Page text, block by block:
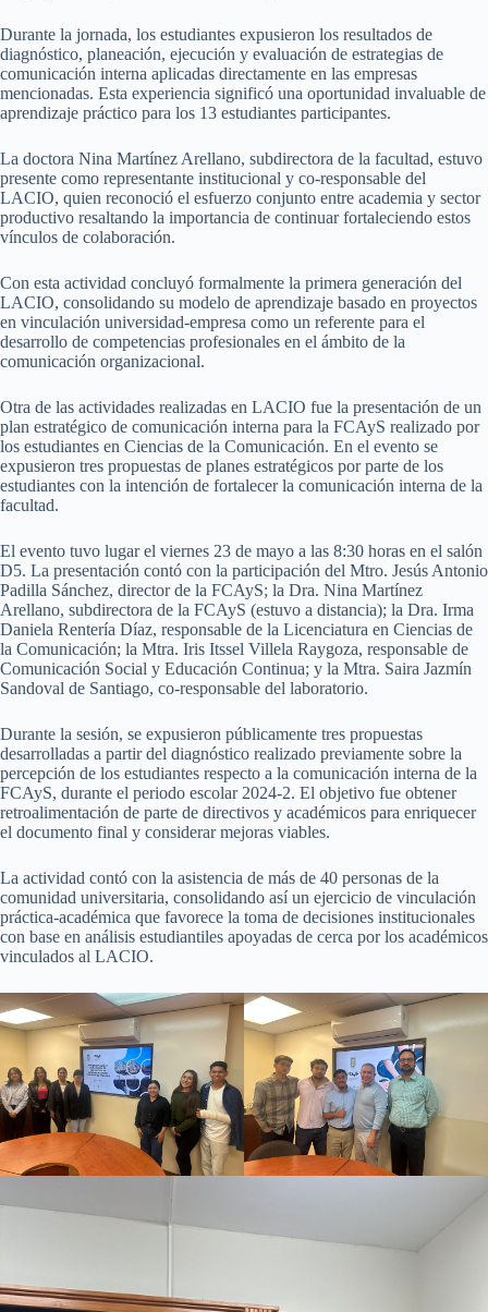
Durante la jornada, los estudiantes expusieron los resultados de
diagnóstico, planeación, ejecución y evaluación de estrategias de
comunicación interna aplicadas directamente en las empresas
mencionadas. Esta experiencia significó una oportunidad invaluable de
aprendizaje práctico para los 13 estudiantes participantes.
La doctora Nina Martínez Arellano, subdirectora de la facultad, estuvo
presente como representante institucional y co-responsable del
LACIO, quien reconoció el esfuerzo conjunto entre academia y sector
productivo resaltando la importancia de continuar fortaleciendo estos
vínculos de colaboración.
Con esta actividad concluyó formalmente la primera generación del
LACIO, consolidando su modelo de aprendizaje basado en proyectos
en vinculación universidad-empresa como un referente para el
desarrollo de competencias profesionales en el ámbito de la
comunicación organizacional.
Otra de las actividades realizadas en LACIO fue la presentación de un
plan estratégico de comunicación interna para la FCAyS realizado por
los estudiantes en Ciencias de la Comunicación. En el evento se
expusieron tres propuestas de planes estratégicos por parte de los
estudiantes con la intención de fortalecer la comunicación interna de la
facultad.
El evento tuvo lugar el viernes 23 de mayo a las 8:30 horas en el salón
D5. La presentación contó con la participación del Mtro. Jesús Antonio
Padilla Sánchez, director de la FCAyS; la Dra. Nina Martínez
Arellano, subdirectora de la FCAyS (estuvo a distancia); la Dra. Irma
Daniela Rentería Díaz, responsable de la Licenciatura en Ciencias de
la Comunicación; la Mtra. Iris Itssel Villela Raygoza, responsable de
Comunicación Social y Educación Continua; y la Mtra. Saira Jazmín
Sandoval de Santiago, co-responsable del laboratorio.
Durante la sesión, se expusieron públicamente tres propuestas
desarrolladas a partir del diagnóstico realizado previamente sobre la
percepción de los estudiantes respecto a la comunicación interna de la
FCAyS, durante el periodo escolar 2024-2. El objetivo fue obtener
retroalimentación de parte de directivos y académicos para enriquecer
el documento final y considerar mejoras viables.
La actividad contó con la asistencia de más de 40 personas de la
comunidad universitaria, consolidando así un ejercicio de vinculación
práctica-académica que favorece la toma de decisiones institucionales
con base en análisis estudiantiles apoyadas de cerca por los académicos
vinculados al LACIO.